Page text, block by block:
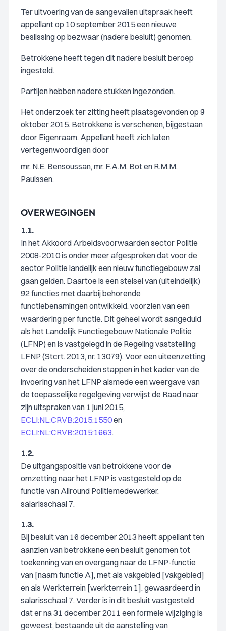
Ter uitvoering van de aangevallen uitspraak heeft
appellant op 10 september 2015 een nieuwe
beslissing op bezwaar (nadere besluit) genomen.
Betrokkene heeft tegen dit nadere besluit beroep
ingesteld.
Partijen hebben nadere stukken ingezonden.
Het onderzoek ter zitting heeft plaatsgevonden op 9
oktober 2015. Betrokkene is verschenen, bijgestaan
door Eigenraam. Appellant heeft zich laten
vertegenwoordigen door
mr. N.E. Bensoussan, mr. F.A.M. Bot en R.M.M.
Paulssen.
OVERWEGINGEN
1.1.
In het Akkoord Arbeidsvoorwaarden sector Politie
2008-2010 is onder meer afgesproken dat voor de
sector Politie landelijk een nieuw functiegebouw zal
gaan gelden. Daartoe is een stelsel van (uiteindelijk)
92 functies met daarbij behorende
functiebenamingen ontwikkeld, voorzien van een
waardering per functie. Dit geheel wordt aangeduid
als het Landelijk Functiegebouw Nationale Politie
(LFNP) en is vastgelegd in de Regeling vaststelling
LFNP (Stcrt. 2013, nr. 13079). Voor een uiteenzetting
over de onderscheiden stappen in het kader van de
invoering van het LFNP alsmede een weergave van
de toepasselijke regelgeving verwijst de Raad naar
zijn uitspraken van 1 juni 2015,
ECLI:NL:CRVB:2015:1550en
ECLI:NL:CRVB:2015:1663.
1.2.
De uitgangspositie van betrokkene voor de
omzetting naar het LFNP is vastgesteld op de
functie van Allround Politiemedewerker,
salarisschaal 7.
1.3.
Bij besluit van 16 december 2013 heeft appellant ten
aanzien van betrokkene een besluit genomen tot
toekenning van en overgang naar de LFNP-functie
van [naam functie A], met als vakgebied [vakgebied]
en als Werkterrein [werkterrein 1], gewaardeerd in
salarisschaal 7. Verder is in dit besluit vastgesteld
dat er na 31 december 2011 een formele wijziging is
geweest, bestaande uit de aanstelling van